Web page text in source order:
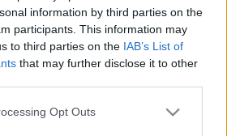
information by third parties on the
participants. This information may
to third parties on the IAB’s List of
that may further disclose it to other
app uses one or more Google
Opt Outs
Jelszó
Bejelentkezés
és szolgáltatások térképes